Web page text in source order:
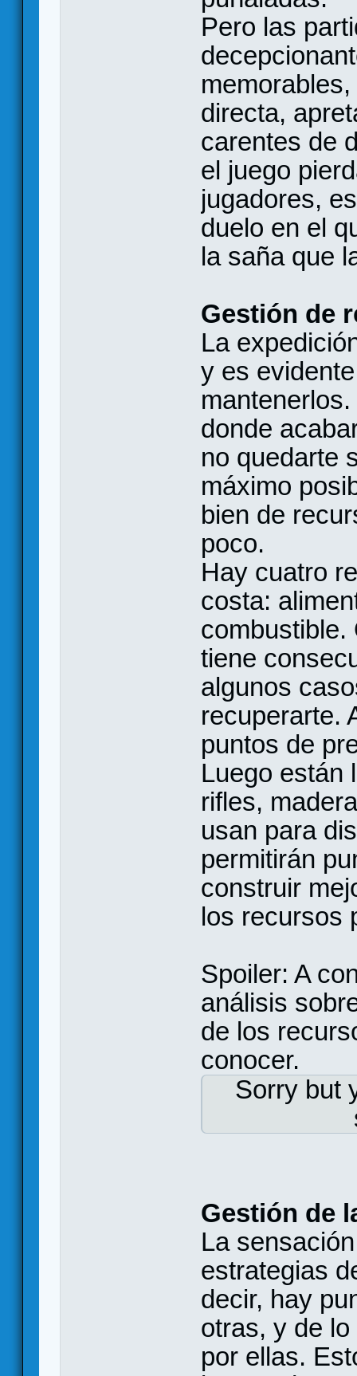
Pero las
directa,
carentes de
el juego
jugadores,
duelo en el
la saña que
Gestión de
La
y es
donde
no quedarte
máximo
bien de
poco.
Hay cuatro
costa:
combustible.
tiene
algunos
recuperarte.
puntos de
Luego están
rifles,
usan para
permitirán
construir
los recursos
Spoiler: A
análisis
de los
conocer.
Sorry but
Gestión de
La
estrategias
decir, hay
otras, y de
por ellas.